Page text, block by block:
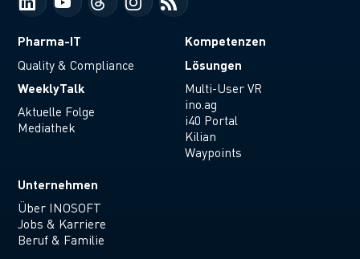
Pharma-IT
Quality & Compliance
WeeklyTalk
Aktuelle Folge
Mediathek
Kompetenzen
Lösungen
Multi-User VR
ino.ag
i40 Portal
Kilian
Waypoints
Unternehmen
Über INOSOFT
Jobs & Karriere
Beruf & Familie